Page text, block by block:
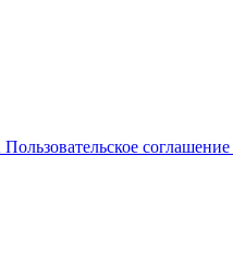
Пользовательское соглашение